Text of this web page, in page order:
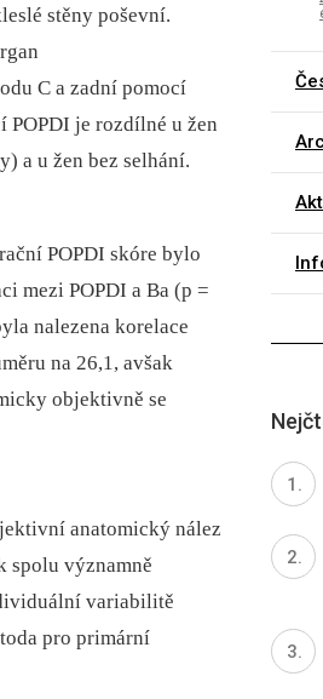
stěny poševní.
C a zadní pomocí
POPDI je rozdílné u žen
a u žen bez selhání.
POPDI skóre bylo
mezi POPDI a Ba (p =
nalezena korelace
na 26,1, avšak
objektivně se
anatomický nález
spolu významně
variabilitě
pro primární